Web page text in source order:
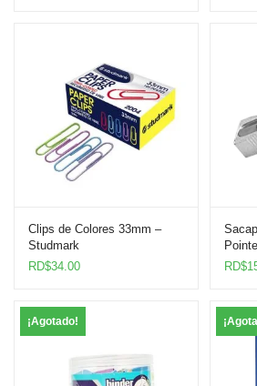
RD$227.00
Clips de Colores 33mm –
Studmark
RD$34.00
RD$
¡Agotado!